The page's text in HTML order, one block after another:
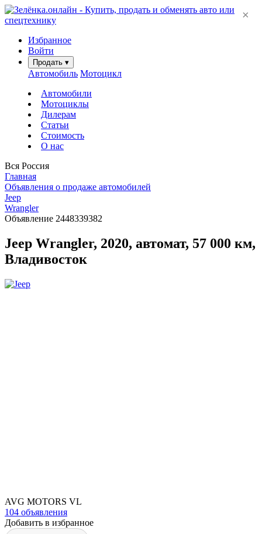
Избранное
Войти
Продать ▾
Автомобиль Мотоцикл
Автомобили
Мотоциклы
Дилерам
Статьи
Стоимость
О нас
Вся Россия
Главная
Объявления о продаже автомобилей
Jeep
Wrangler
Объявление 2448339382
Jeep Wrangler, 2020, автомат, 57 000 км,
Владивосток
AVG MOTORS VL
104 объявления
Добавить в избранное
×